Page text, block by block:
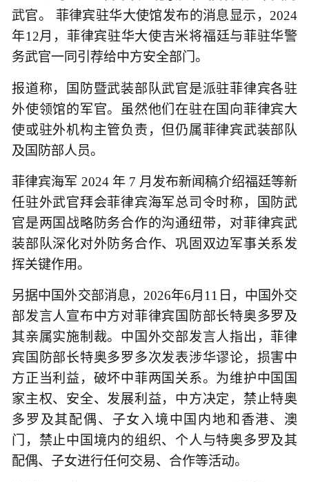
武官。 菲律宾驻华大使馆发布的消息显示，2024
年12月，菲律宾驻华大使吉米将福廷与菲驻华警
务武官一同引荐给中方安全部门。
报道称，国防暨武装部队武官是派驻菲律宾各驻
外使领馆的军官。虽然他们在驻在国向菲律宾大
使或驻外机构主管负责，但仍属菲律宾武装部队
及国防部人员。
菲律宾海军 2024 年 7 月发布新闻稿介绍福廷等新
任驻外武官拜会菲律宾海军总司令时称，国防武
官是两国战略防务合作的沟通纽带，对菲律宾武
装部队深化对外防务合作、巩固双边军事关系发
挥关键作用。
另据中国外交部消息，2026年6月11日，中国外交
部发言人宣布中方对菲律宾国防部长特奥多罗及
其亲属实施制裁。中国外交部发言人指出，菲律
宾国防部长特奥多罗多次发表涉华谬论，损害中
方正当利益，破坏中菲两国关系。为维护中国国
家主权、安全、发展利益，中方决定，禁止特奥
多罗及其配偶、子女入境中国内地和香港、澳
门，禁止中国境内的组织、个人与特奥多罗及其
配偶、子女进行任何交易、合作等活动。